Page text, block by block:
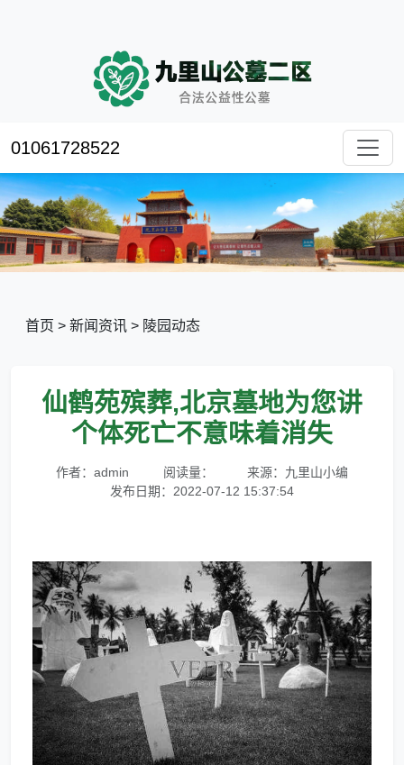
01061728522
首页 > 新闻资讯 > 陵园动态
仙鹤苑殡葬,北京墓地为您讲
个体死亡不意味着消失
作者：admin 阅读量：
来源：九里山小编
发布日期：2022-07-12 15:37:54